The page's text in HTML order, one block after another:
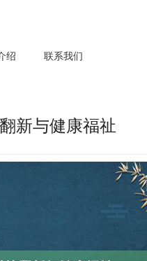
绍 联系我们
新与健康福祉